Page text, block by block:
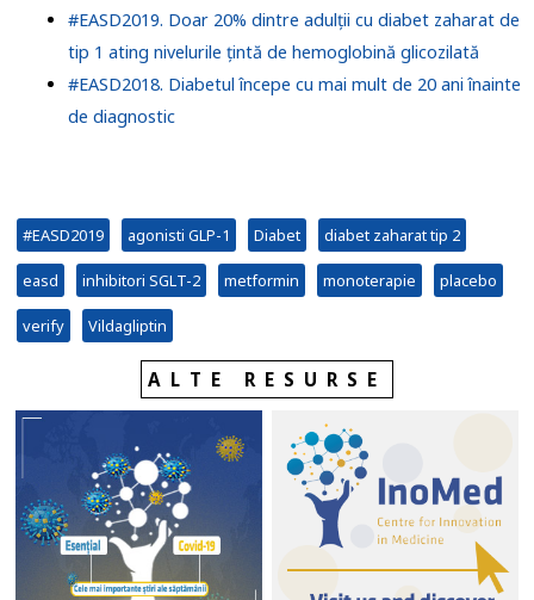
#EASD2019. Doar 20% dintre adulții cu diabet zaharat de
tip 1 ating nivelurile țintă de hemoglobină glicozilată
#EASD2018. Diabetul începe cu mai mult de 20 ani înainte
de diagnostic
#EASD2019 agonisti GLP-1 Diabet diabet zaharat tip 2
easd inhibitori SGLT-2 metformin monoterapie placebo
verify Vildagliptin
ALTE RESURSE